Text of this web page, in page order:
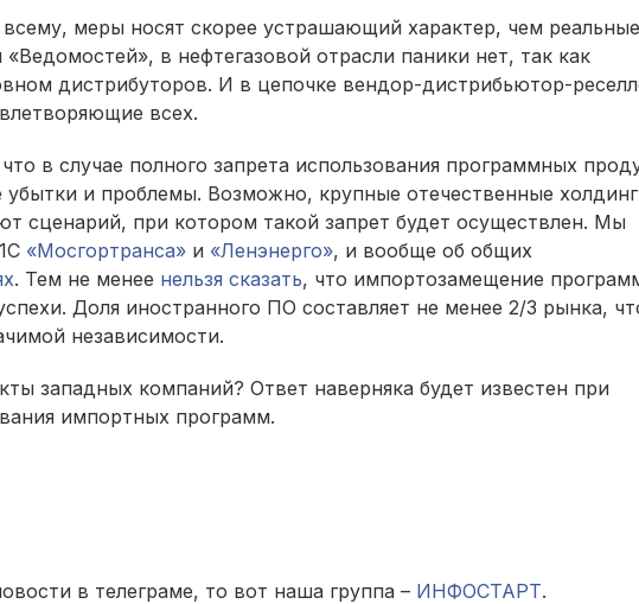
меры носят скорее устрашающий характер, чем реальные
в нефтегазовой отрасли паники нет, так как
дистрибуторов. И в цепочке вендор-дистрибьютор-
всех.
в случае полного запрета использования программных
и проблемы. Возможно, крупные отечественные
сценарий, при котором такой запрет будет осуществлен. Мы
«Мосгортранса» и «Ленэнерго», и вообще об общих
. Тем не менее нельзя сказать, что импортозамещение
Доля иностранного ПО составляет не менее 2/3 рынка,
независимости.
западных компаний? Ответ наверняка будет известен при
импортных программ.
в телеграме, то вот наша группа – ИНФОСТАРТ.